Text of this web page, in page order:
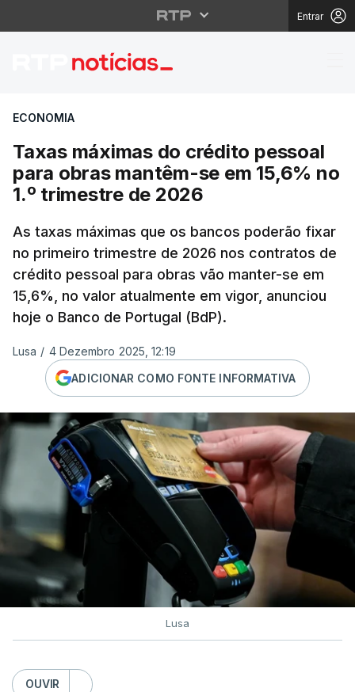
Entrar
Taxas máximas do
ECONOMIA
Taxas máximas do crédito pessoal
para obras mantêm-se em 15,6% no
1.º trimestre de 2026
As taxas máximas que os bancos poderão fixar
no primeiro trimestre de 2026 nos contratos de
crédito pessoal para obras vão manter-se em
15,6%, no valor atualmente em vigor, anunciou
hoje o Banco de Portugal (BdP).
Lusa / 4 Dezembro 2025, 12:19
ADICIONAR COMO FONTE INFORMATIVA
Lusa
OUVIR